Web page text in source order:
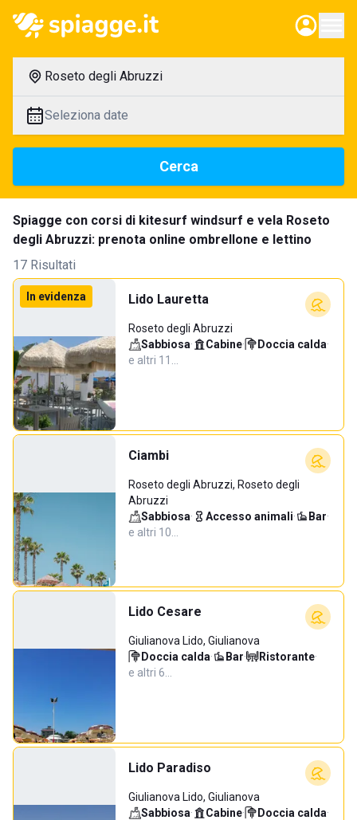
Roseto degli Abruzzi
Seleziona date
Cerca
Spiagge con corsi di kitesurf windsurf e vela Roseto
degli Abruzzi: prenota online ombrellone e lettino
17 Risultati
In evidenza Lido Lauretta
Roseto degli Abruzzi
Sabbiosa· Cabine· Doccia calda·
e altri 11…
Ciambi
Roseto degli Abruzzi, Roseto degli
Abruzzi
Sabbiosa· Accesso animali· Bar·
e altri 10…
Lido Cesare
Giulianova Lido, Giulianova
Doccia calda· Bar· Ristorante·
e altri 6…
Lido Paradiso
Giulianova Lido, Giulianova
Sabbiosa· Cabine· Doccia calda·